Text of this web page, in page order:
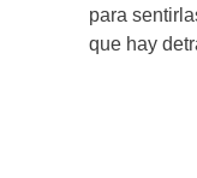
para
que hay